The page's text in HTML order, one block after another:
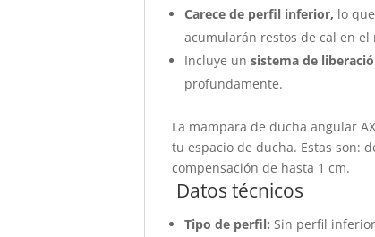
Carece de perfil inferior, lo
acumularán restos de cal en el
Incluye unsistema de
profundamente.
La mampara de ducha angular
tu espacio de ducha. Estas son:
compensación de hasta 1 cm.
Datos técnicos
Tipo de perfil: Sin perfil inferior